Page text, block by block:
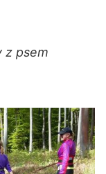
z psem